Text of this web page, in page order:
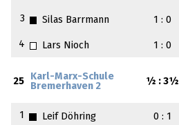
3 Silas Barrmann 1 : 0
4 Lars Nioch 1 : 0
25
Karl-Marx-Schule
Bremerhaven 2
½ : 3½
1 Leif Döhring 0 : 1